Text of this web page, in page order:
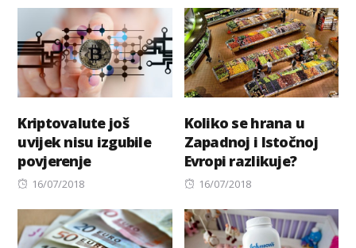
Kriptovalute još
uvijek nisu izgubile
povjerenje
Posted
16/07/2018
Koliko se hrana u
Zapadnoj i Istočnoj
Evropi razlikuje?
Posted
16/07/2018